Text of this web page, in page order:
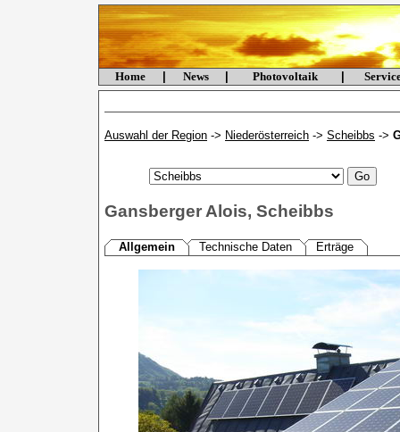
Home News Photovoltaik
Auswahl der Region -> Niederösterreich -> Scheibbs ->
Gansberger Alois, Scheibbs
Allgemein Technische Daten Erträge